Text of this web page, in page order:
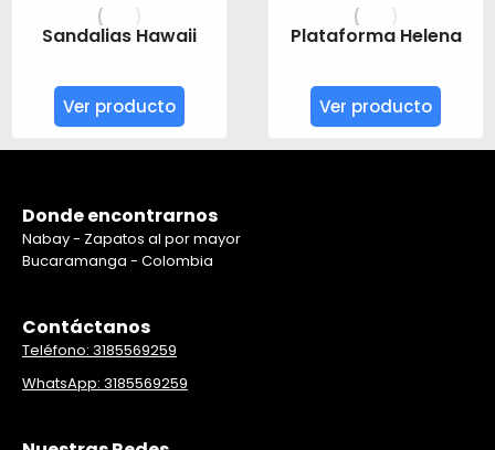
Sandalias Hawaii
Ver producto
Plataforma Helena
Ver producto
Donde encontrarnos
Nabay - Zapatos al por mayor
Bucaramanga - Colombia
Contáctanos
Teléfono: 3185569259
WhatsApp: 3185569259